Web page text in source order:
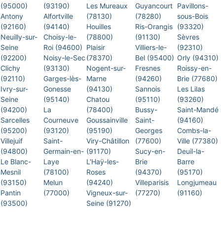
(95000)
Antony
(92160)
Neuilly-sur-
Seine
(92200)
Clichy
(92110)
Ivry-sur-
Seine
(94200)
Sarcelles
(95200)
Villejuif
(94800)
Le Blanc-
Mesnil
(93150)
Pantin
(93500)
(93190)
Alfortville
(94140)
Choisy-le-
Roi (94600)
Noisy-le-Sec
(93130)
Garges-lès-
Gonesse
(95140)
La
Courneuve
(93120)
Saint-
Germain-en-
Laye
(78100)
Melun
(77000)
Les Mureaux
(78130)
Houilles
(78800)
Plaisir
(78370)
Nogent-sur-
Marne
(94130)
Chatou
(78400)
Goussainville
(95190)
Viry-Châtillon
(91170)
L'Haÿ-les-
Roses
(94240)
Vigneux-sur-
Seine (91270)
Guyancourt
(78280)
Ris-Orangis
(91130)
Villiers-le-
Bel (95400)
Fresnes
(94260)
Sannois
(95110)
Bussy-
Saint-
Georges
(77600)
Sucy-en-
Brie
(94370)
Villeparisis
(77270)
Pavillons-
sous-Bois
(93320)
Sèvres
(92310)
Orly (94310)
Roissy-en-
Brie (77680)
Les Lilas
(93260)
Saint-Mandé
(94160)
Combs-la-
Ville (77380)
Deuil-la-
Barre
(95170)
Longjumeau
(91160)